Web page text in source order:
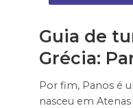
Guia de
Grécia:
Por fim, Panos é
nasceu em